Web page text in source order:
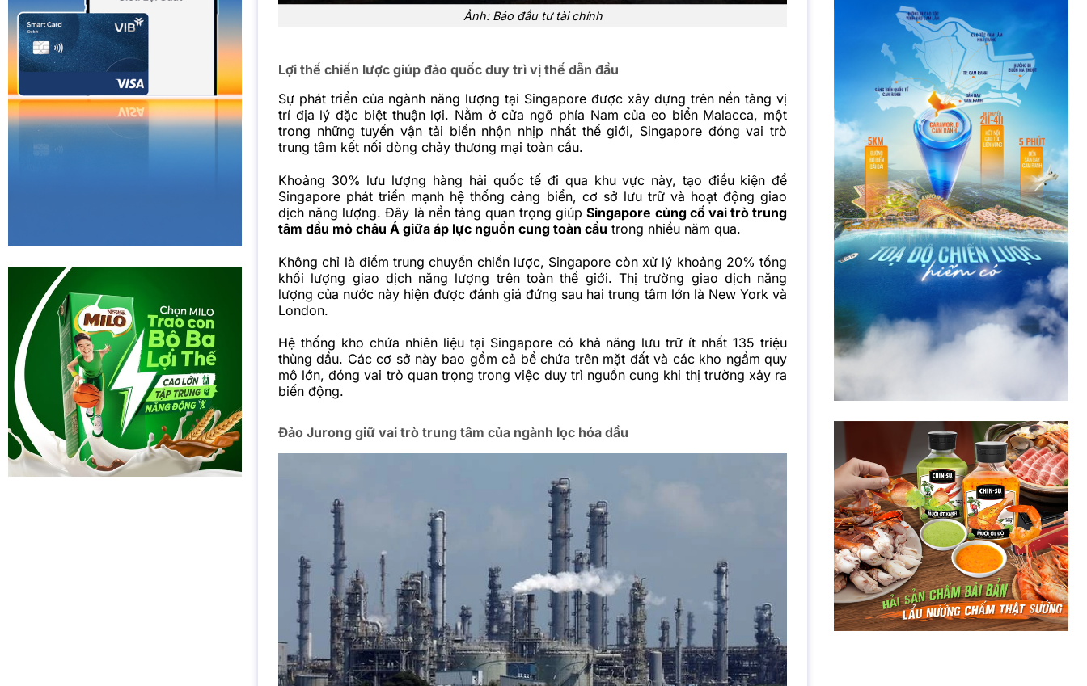
Ảnh: Báo đầu tư tài chính
Lợi thế chiến lược giúp đảo quốc duy trì vị thế dẫn đầu
Sự phát triển của ngành năng lượng tại Singapore được xây dựng trên nền tảng vị
trí địa lý đặc biệt thuận lợi. Nằm ở cửa ngõ phía Nam của eo biển Malacca, một
trong những tuyến vận tải biển nhộn nhịp nhất thế giới, Singapore đóng vai trò
trung tâm kết nối dòng chảy thương mại toàn cầu.
Khoảng 30% lưu lượng hàng hải quốc tế đi qua khu vực này, tạo điều kiện để
Singapore phát triển mạnh hệ thống cảng biển, cơ sở lưu trữ và hoạt động giao
dịch năng lượng. Đây là nền tảng quan trọng giúpSingapore củng cố vai trò trung
tâm dầu mỏ châu Á giữa áp lực nguồn cung toàn cầu trong nhiều năm qua.
Không chỉ là điểm trung chuyển chiến lược, Singapore còn xử lý khoảng 20% tổng
khối lượng giao dịch năng lượng trên toàn thế giới. Thị trường giao dịch năng
lượng của nước này hiện được đánh giá đứng sau hai trung tâm lớn là New York và
London.
Hệ thống kho chứa nhiên liệu tại Singapore có khả năng lưu trữ ít nhất 135 triệu
thùngdầu. Các cơ sở này bao gồm cả bể chứa trên mặt đất và các kho ngầm quy
mô lớn, đóng vai trò quan trọng trong việc duy trì nguồn cung khi thị trường xảy ra
biến động.
Đảo Jurong giữ vai trò trung tâm của ngành lọc hóa dầu